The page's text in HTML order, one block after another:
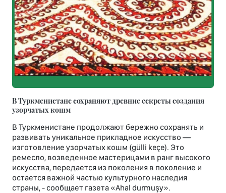
В Туркменистане сохраняют древние секреты создания
узорчатых кошм
В Туркменистане продолжают бережно сохранять и
развивать уникальное прикладное искусство —
изготовление узорчатых кошм (gülli keçe). Это
ремесло, возведенное мастерицами в ранг высокого
искусства, передается из поколения в поколение и
остается важной частью культурного наследия
страны, - сообщает газета «Ahal durmuşy».